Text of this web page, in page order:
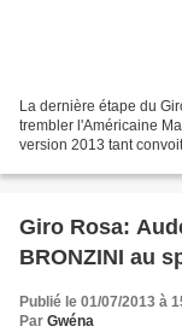
La dernière étape du
trembler l'Américaine
version 2013 tant
Giro Rosa:
BRONZINI au
Publié le 01/07/2013 à
Par Gwéna